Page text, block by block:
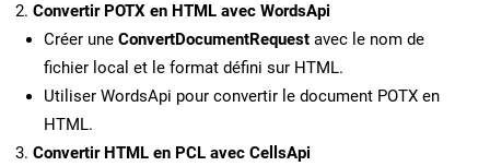
Convertir POTX en HTML avec WordsApi
Créer une ConvertDocumentRequest avec le nom de
fichier local et le format défini sur HTML.
Utiliser WordsApi pour convertir le document POTX en
HTML.
Convertir HTML en PCL avec CellsApi